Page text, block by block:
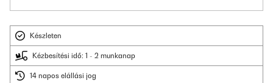
Készleten
Kézbesítési idő: 1 - 2 munkanap
14 napos elállási jog